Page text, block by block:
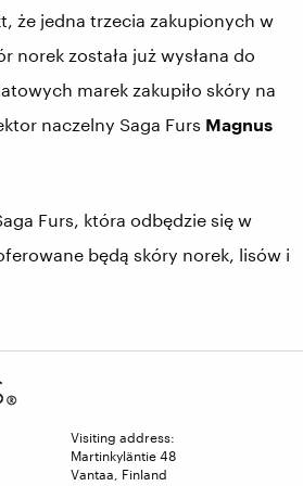
że jedna trzecia zakupionych w
norek została już wysłana do
marek zakupiło skóry na
naczelny Saga Furs Magnus
Furs, która odbędzie się w
będą skóry norek, lisów i
Visiting address:
Martinkyläntie 48
Vantaa, Finland